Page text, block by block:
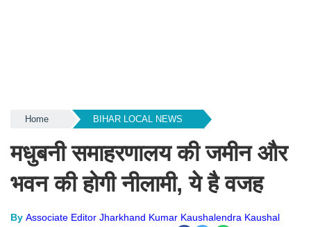
Home BIHAR LOCAL NEWS
मधुबनी समाहरणालय की जमीन और
भवन की होगी नीलामी, ये है वजह
By Associate Editor Jharkhand Kumar Kaushalendra Kaushal